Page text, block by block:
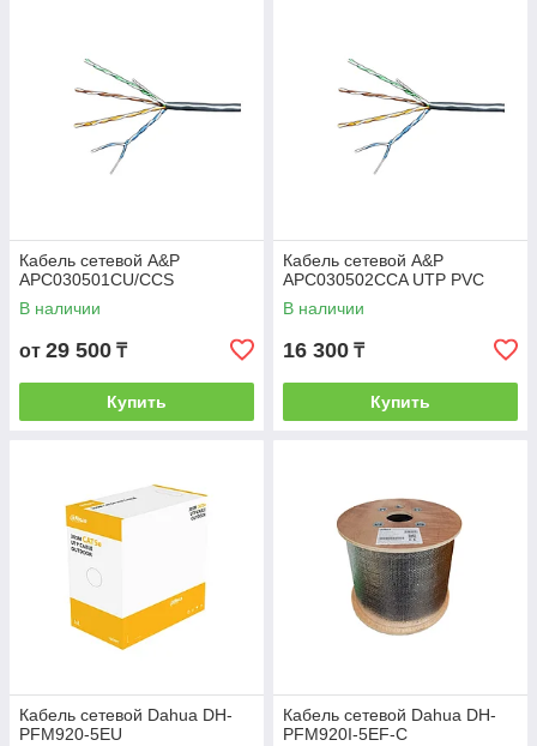
Кабель сетевой A&P
APC030501CU/CCS
В наличии
от 29 500 ₸
Купить
Кабель сетевой A&P
APC030502CCA UTP PVC
В наличии
16 300 ₸
Купить
Кабель сетевой Dahua DH-
PFM920-5EU
Кабель сетевой Dahua DH-
PFM920I-5EF-C